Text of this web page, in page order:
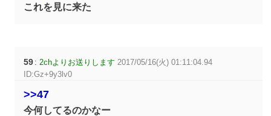
これを見に来た
59 : 2chよりお送りします 2017/05/16(火) 01:11:04.94
ID:Gz+9y3lv0
>>47
今何してるのかなー